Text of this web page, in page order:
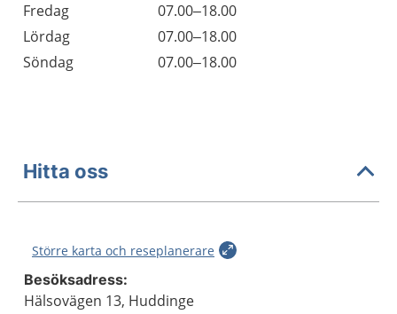
Fredag
07.00–18.00
Lördag
07.00–18.00
Söndag
07.00–18.00
Hitta oss
Större karta och reseplanerare
Besöksadress:
Hälsovägen 13, Huddinge